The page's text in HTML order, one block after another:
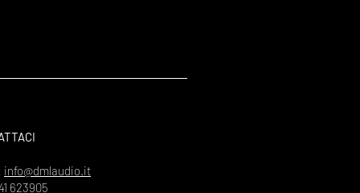
info@dmlaudio.it
623905